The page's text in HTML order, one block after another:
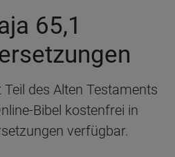
65,1
des Alten Testaments
Bibel kostenfrei in
verfügbar.